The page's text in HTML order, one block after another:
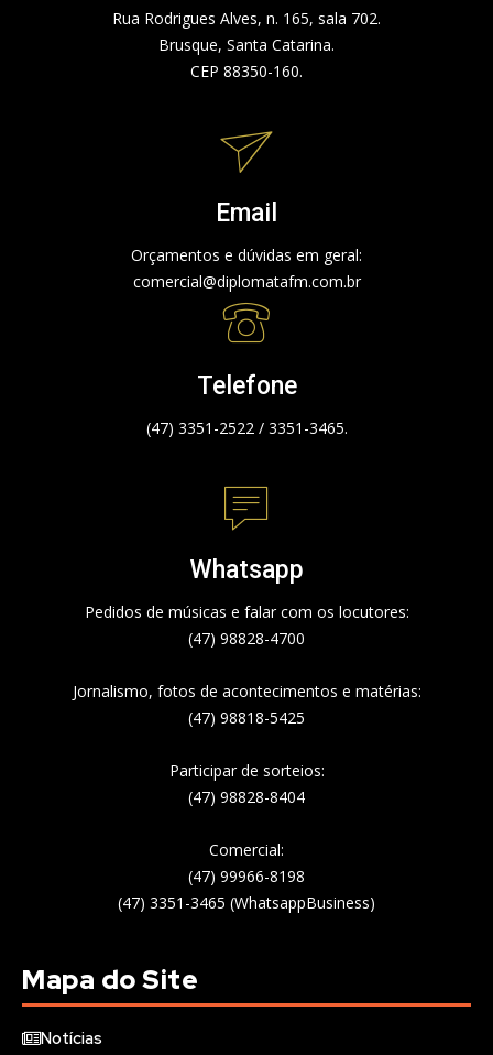
Rua Rodrigues Alves, n. 165, sala 702.
Brusque, Santa Catarina.
CEP 88350-160.
Email
Orçamentos e dúvidas em geral:
comercial@diplomatafm.com.br
Telefone
(47) 3351-2522 / 3351-3465.
Whatsapp
Pedidos de músicas e falar com os locutores:
(47) 98828-4700
Jornalismo, fotos de acontecimentos e matérias:
(47) 98818-5425
Participar de sorteios:
(47) 98828-8404
Comercial:
(47) 99966-8198
(47) 3351-3465 (WhatsappBusiness)
Mapa do Site
Notícias